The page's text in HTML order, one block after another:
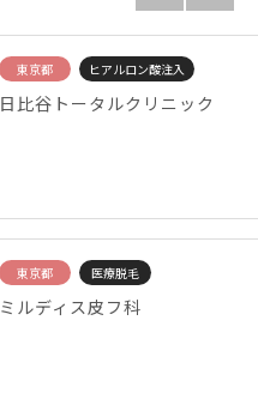
東京都 ヒアルロン酸注入
日比谷トータルクリニック
東京都 医療脱毛
ミルディス皮フ科